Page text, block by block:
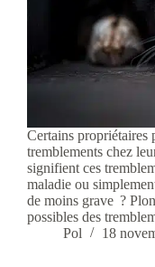
Certains propriétaires
tremblements chez
signifient ces
maladie ou
de moins grave ?
possibles des
Pol
18